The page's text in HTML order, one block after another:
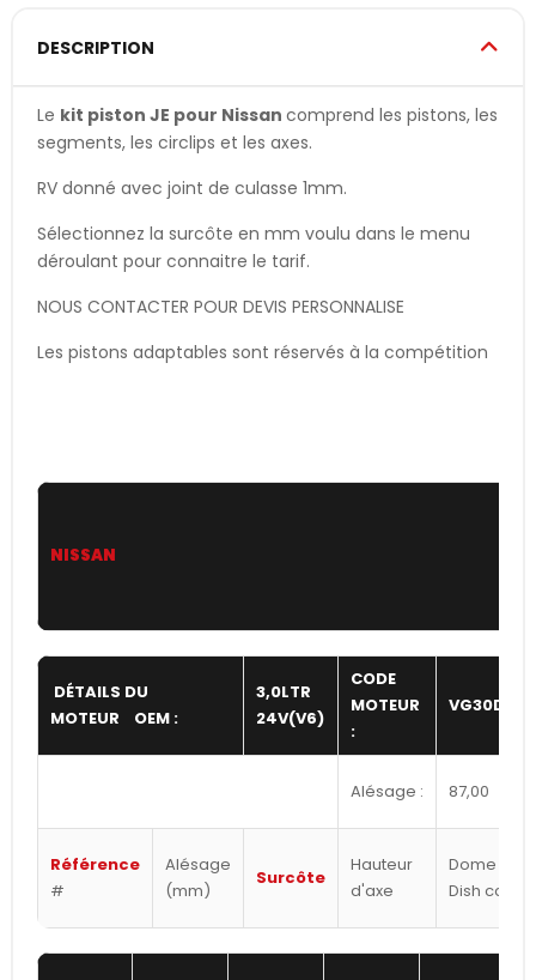
DESCRIPTION
Le kit piston JE pour Nissan comprend les pistons, les
segments, les circlips et les axes.
RV donné avec joint de culasse 1mm.
Sélectionnez la surcôte en mm voulu dans le menu
déroulant pour connaitre le tarif.
NOUS CONTACTER POUR DEVIS PERSONNALISE
Les pistons adaptables sont réservés à la compétition
NISSAN
DÉTAILS DU
MOTEUR OEM :
3,0LTR
24V(V6)
CODE
MOTEUR
:
VG30DETT
Alésage : 87,00
Référence
#
Alésage
(mm)
Surcôte
Hauteur
d'axe
Dome /
Dish cc's